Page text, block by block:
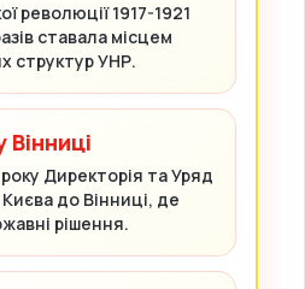
революції 1917-1921
ставала місцем
структур УНР.
Директорія та Уряд
до Вінниці, де
рішення.